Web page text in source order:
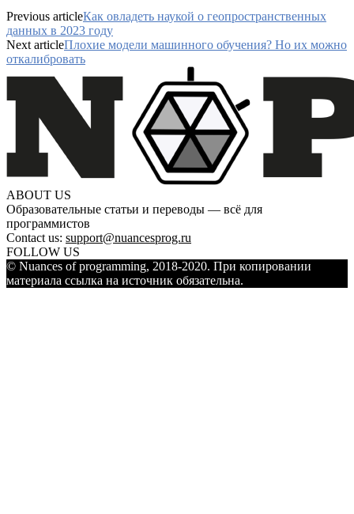
Previous articleКак овладеть наукой о геопространственных
данных в 2023 году
Next articleПлохие модели машинного обучения? Но их можно
откалибровать
ABOUT US
Образовательные статьи и переводы — всё для
программистов
Contact us: support@nuancesprog.ru
FOLLOW US
© Nuances of programming, 2018-2020. При копировании
материала ссылка на источник обязательна.